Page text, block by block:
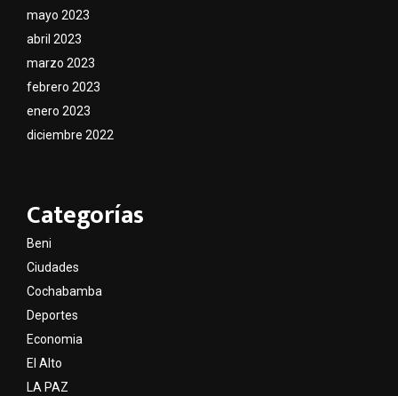
mayo 2023
abril 2023
marzo 2023
febrero 2023
enero 2023
diciembre 2022
Categorías
Beni
Ciudades
Cochabamba
Deportes
Economia
El Alto
LA PAZ